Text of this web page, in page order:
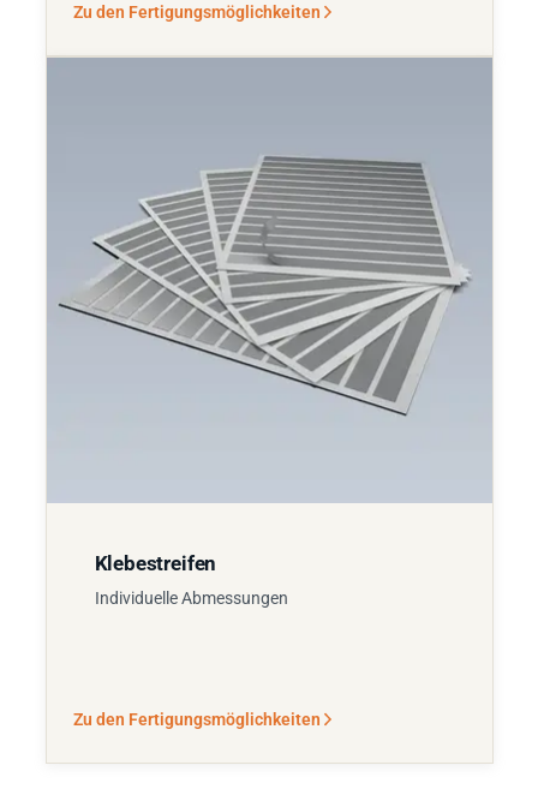
Zu den Fertigungsmöglichkeiten
Klebestreifen
Individuelle Abmessungen
Zu den Fertigungsmöglichkeiten